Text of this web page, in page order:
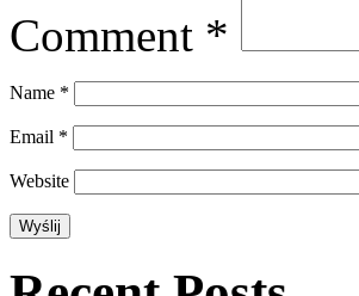
Comment *
Name *
Email *
Website